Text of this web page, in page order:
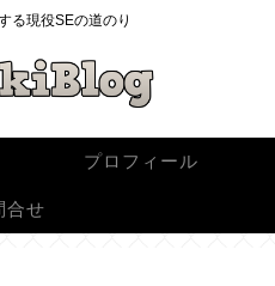
る現役SEの道のり
プロフィール
合せ